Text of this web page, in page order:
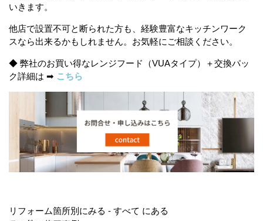
いきます。
他店で設置不可と断られた方も、経験豊富なキッチンワーク
スなら出来るかもしれません。お気軽にご相談ください。
◆ 弊社のお買い得なレンジフード（VUAタイプ）＋交換パッ
ク詳細は ➡ こちら
リフォーム箇所別にみる - すべて にある